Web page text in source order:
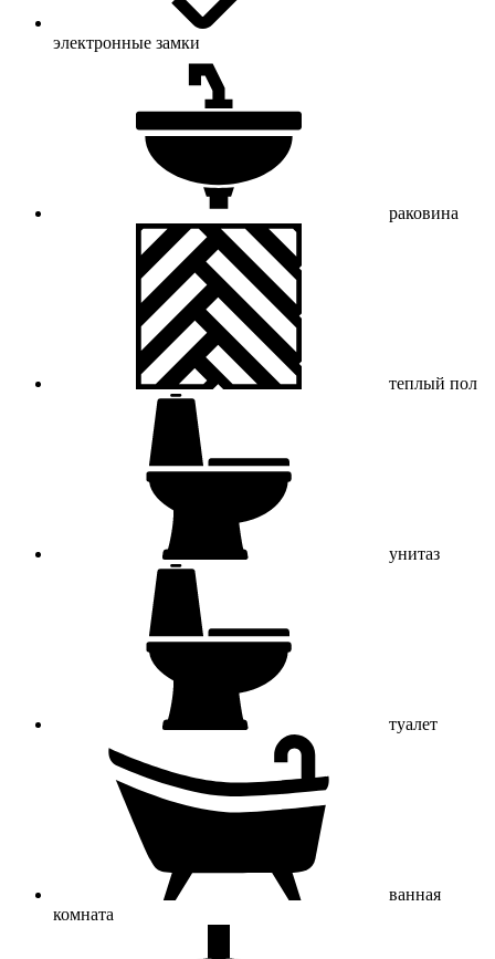
электронные замки
раковина
теплый пол
унитаз
туалет
ванная
комната